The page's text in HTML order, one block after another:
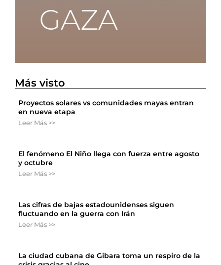
Más visto
Proyectos solares vs comunidades mayas entran
en nueva etapa
Leer Más >>
El fenómeno El Niño llega con fuerza entre agosto
y octubre
Leer Más >>
Las cifras de bajas estadounidenses siguen
fluctuando en la guerra con Irán
Leer Más >>
La ciudad cubana de Gibara toma un respiro de la